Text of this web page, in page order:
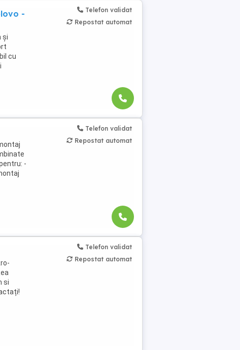
-
și
cu
Telefon validat
Repostat automat
-
Telefon validat
Repostat automat
si
Telefon validat
Repostat automat